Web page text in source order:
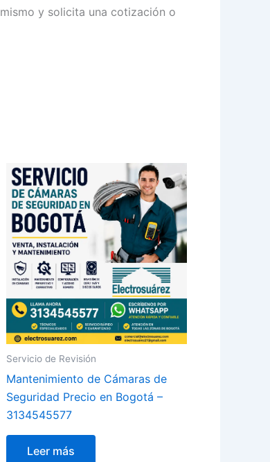
y solicita una cotización o
Servicio de Revisión
Mantenimiento de Cámaras de
Seguridad Precio en Bogotá –
3134545577
Leer más